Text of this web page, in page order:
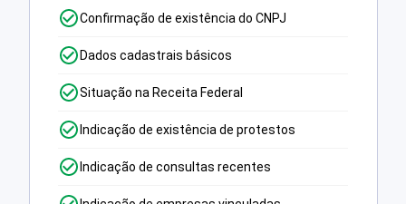
Confirmação de existência do CNPJ
Dados cadastrais básicos
Situação na Receita Federal
Indicação de existência de protestos
Indicação de consultas recentes